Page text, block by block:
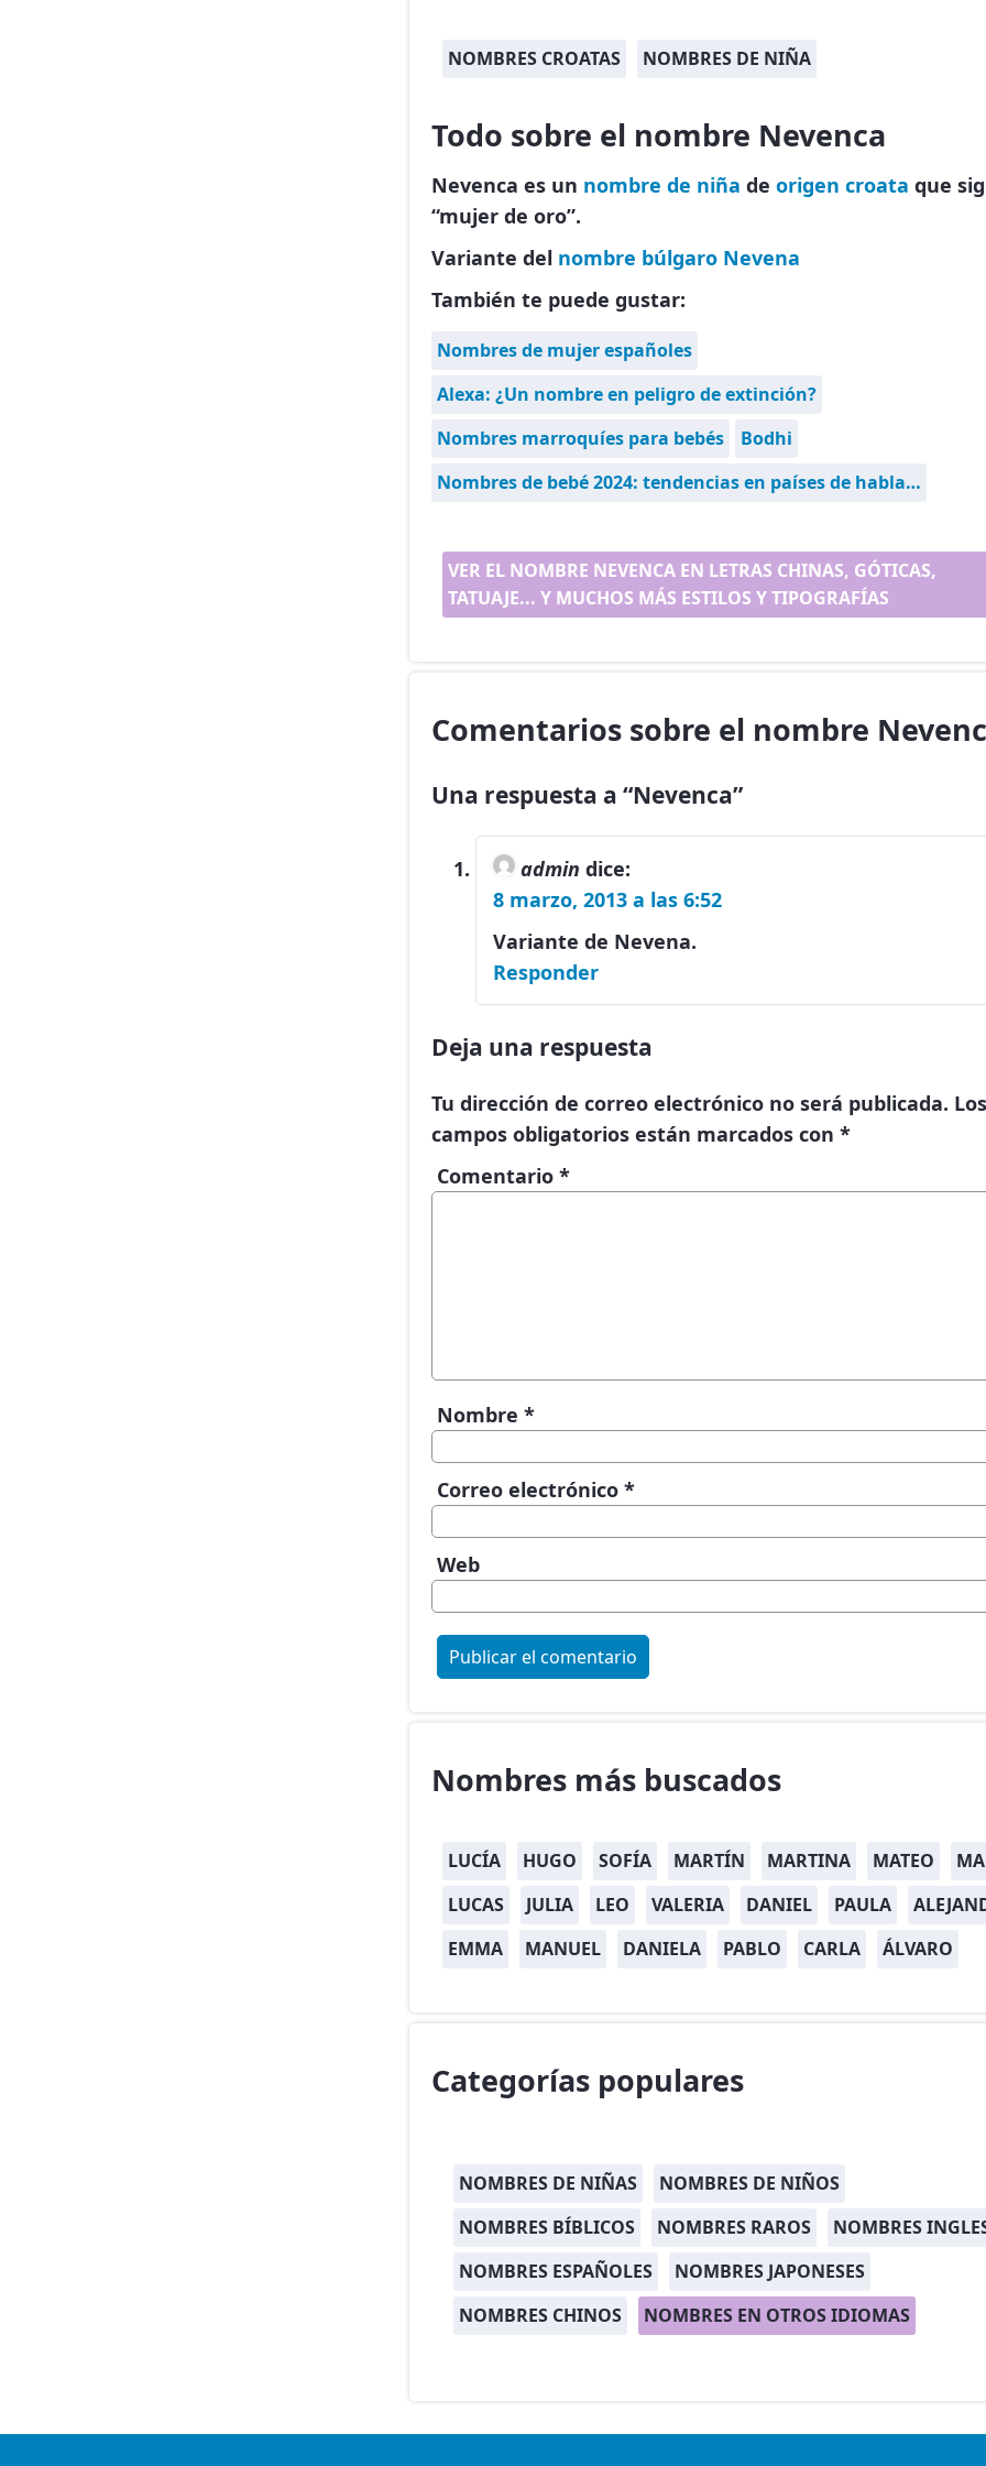
NOMBRES CROATAS NOMBRES DE NIÑA
Todo sobre el nombre Nevenca
Nevenca es un nombre de niña de origen croata que
“mujer de oro”.
Variante del nombre búlgaro Nevena
También te puede gustar:
Nombres de mujer españoles
Alexa: ¿Un nombre en peligro de extinción?
Nombres marroquíes para bebés
Bodhi
Nombres de bebé 2024: tendencias en países de habla…
VER EL NOMBRE NEVENCA EN LETRAS CHINAS, GÓTICAS,
TATUAJE... Y MUCHOS MÁS ESTILOS Y TIPOGRAFÍAS
Comentarios sobre el nombre
Una respuesta a “Nevenca”
admin dice:
8 marzo, 2013 a las 6:52
Variante de Nevena.
Responder
Deja una respuesta
Tu dirección de correo electrónico no será publicada. Los
campos obligatorios están marcados con *
Comentario *
Nombre *
Correo electrónico *
Web
Nombres más buscados
LUCÍA HUGO SOFÍA MARTÍN MARTINA MATEO
LUCAS
JULIA LEO VALERIA DANIEL PAULA
EMMA
MANUEL DANIELA PABLO CARLA ÁLVARO
Categorías populares
NOMBRES DE NIÑAS
NOMBRES DE NIÑOS
NOMBRES BÍBLICOS
NOMBRES RAROS
NOMBRES
NOMBRES ESPAÑOLES
NOMBRES JAPONESES
NOMBRES CHINOS
NOMBRES EN OTROS IDIOMAS